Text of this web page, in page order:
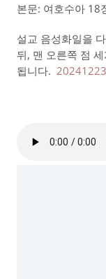
본문: 여호수아 18
설교 음성화일을
뒤, 맨 오른쪽 점
됩니다.